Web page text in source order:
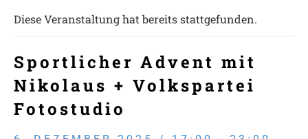
Diese Veranstaltung hat bereits stattgefunden.
Sportlicher Advent mit
Nikolaus + Volkspartei
Fotostudio